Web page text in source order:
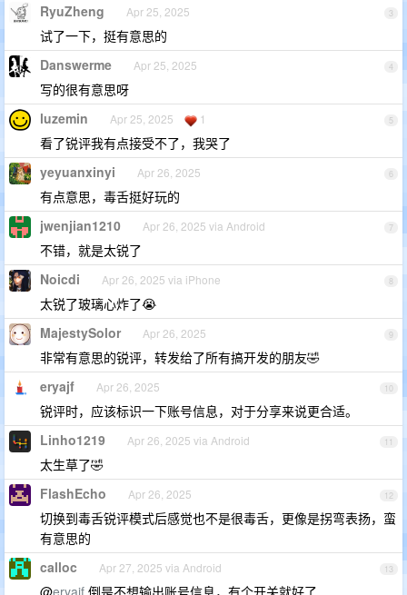
3
RyuZheng Apr 25, 2025
试了一下，挺有意思的
4
Danswerme Apr 25, 2025
写的很有意思呀
5
luzemin Apr 25, 2025 1
看了锐评我有点接受不了，我哭了
6
yeyuanxinyi Apr 26, 2025
有点意思，毒舌挺好玩的
7
jwenjian1210 Apr 26, 2025 via Android
不错，就是太锐了
8
Noicdi Apr 26, 2025 via iPhone
太锐了玻璃心炸了😭
9
MajestySolor Apr 26, 2025
非常有意思的锐评，转发给了所有搞开发的朋友🤣
10
eryajf Apr 26, 2025
锐评时，应该标识一下账号信息，对于分享来说更合适。
11
Linho1219 Apr 26, 2025 via Android
太生草了🤣
12
FlashEcho Apr 26, 2025
切换到毒舌锐评模式后感觉也不是很毒舌，更像是拐弯表扬，蛮
有意思的
13
calloc Apr 27, 2025 via Android
@eryajf 倒是不想输出账号信息，有个开关就好了